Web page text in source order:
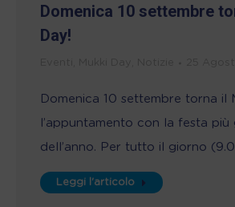
Domenica 10 settembre
Day!
Domenica 10 settembre torna il
l’appuntamento con la festa più
dell’anno. Per tutto il giorno
Leggi l'articolo